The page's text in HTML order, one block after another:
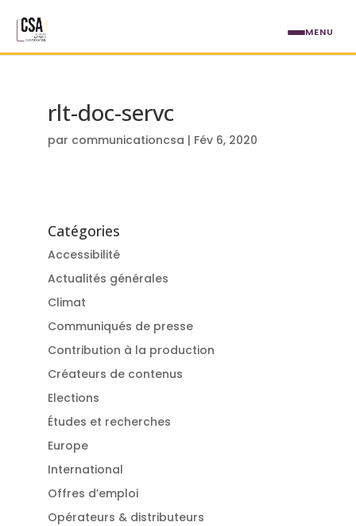
rlt-doc-servc
par communicationcsa | Fév 6, 2020
Catégories
Accessibilité
Actualités générales
Climat
Communiqués de presse
Contribution à la production
Créateurs de contenus
Elections
Études et recherches
Europe
International
Offres d’emploi
Opérateurs & distributeurs
MENU